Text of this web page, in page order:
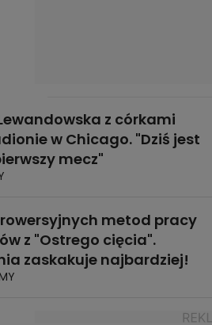
z córkami
w Chicago. "Dziś jest
mecz"
metod pracy
z "Ostrego cięcia".
zaskakuje najbardziej!